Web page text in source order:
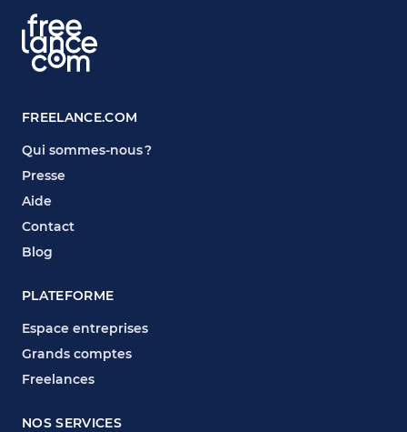
FREELANCE.COM
Qui sommes-nous ?
Presse
Aide
Contact
Blog
PLATEFORME
Espace entreprises
Grands comptes
Freelances
NOS SERVICES